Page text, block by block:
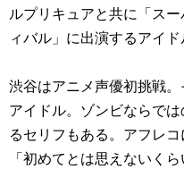
ルプリキュアと共に「ス
ィバル」に出演するアイド
渋谷はアニメ声優初挑戦
アイドル。ゾンビならで
るセリフもある。アフレ
「初めてとは思えないく